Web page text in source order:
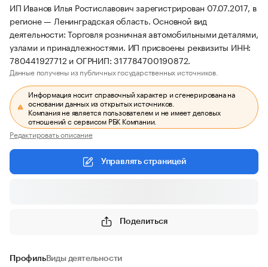
ИП Иванов Илья Ростиславович зарегистрирован 07.07.2017, в
регионе — Ленинградская область. Основной вид
деятельности: Торговля розничная автомобильными деталями,
узлами и принадлежностями. ИП присвоены реквизиты ИНН:
780441927712 и ОГРНИП: 317784700190872.
Данные получены из публичных государственных источников.
Информация носит справочный характер и сгенерирована на
основании данных из открытых источников.
Компания не является пользователем и не имеет деловых
отношений с сервисом РБК Компании.
Редактировать описание
Управлять страницей
Поделиться
ПрофильВиды деятельности